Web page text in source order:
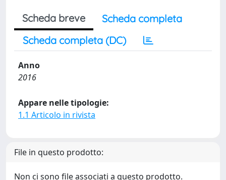
Scheda breve
Scheda completa
Scheda completa (DC)
Anno
2016
Appare nelle tipologie:
1.1 Articolo in rivista
File in questo prodotto:
Non ci sono file associati a questo prodotto.